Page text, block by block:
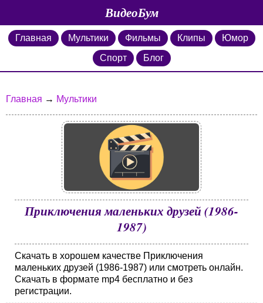
ВидеоБум
Главная Мультики Фильмы Клипы
Юмор
Спорт
Блог
Главная → Мультики
Приключения маленьких друзей (1986-
1987)
Скачать в хорошем качестве Приключения
маленьких друзей (1986-1987) или смотреть онлайн.
Скачать в формате mp4 бесплатно и без
регистрации.